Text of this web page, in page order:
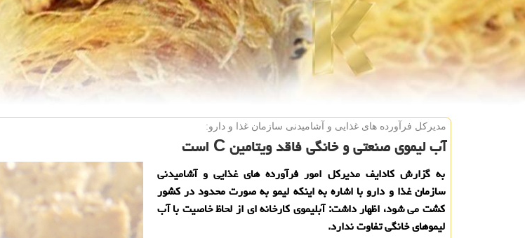
مدیركل فرآورده های غذایی و آشامیدنی سازمان غذا و دارو:
آب لیموی صنعتی و خانگی فاقد ویتامین C است
به گزارش كادایف مدیركل امور فرآورده های غذایی و آشامیدنی
سازمان غذا و دارو با اشاره به اینكه لیمو به صورت محدود در كشور
كشت می شود، اظهار داشت: آبلیموی كارخانه ای از لحاظ خاصیت با آب
لیموهای خانگی تفاوت ندارد.